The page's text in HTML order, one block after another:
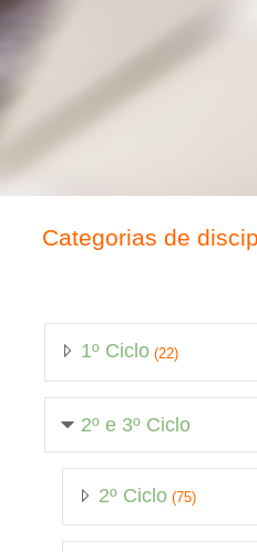
Categorias de
1º Ciclo (22)
2º e 3º Ciclo
2º Ciclo (75)